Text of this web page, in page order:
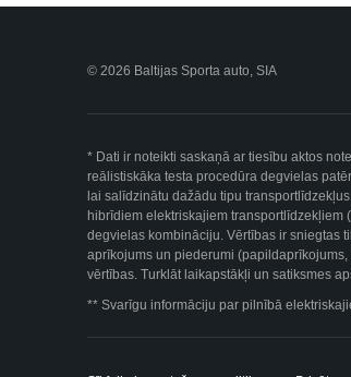
© 2026 Baltijas Sporta auto, SIA
* Dati ir noteikti saskaņā ar tiesību aktos
reālistiskāka testa procedūra degvielas
lai salīdzinātu dažādu tipu
hibrīdiem elektriskajiem
degvielas kombināciju. Vērtības ir sniegtas
aprīkojums un piederumi
vērtības. Turklāt laikapstākļi un satiksmes
** Svarīgu informāciju par pilnībā